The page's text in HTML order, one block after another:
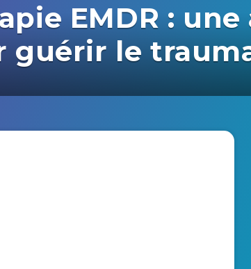
EMDR :
le